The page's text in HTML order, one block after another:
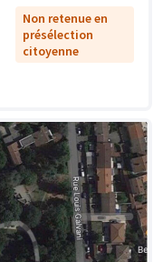
Non retenue en
présélection
citoyenne